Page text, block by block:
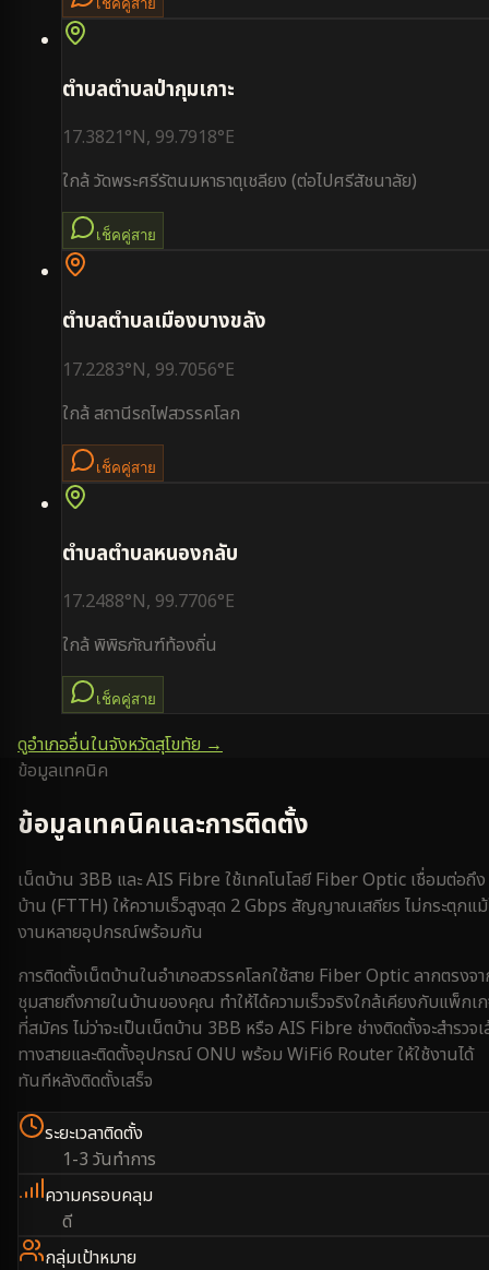
เช็คคู่สาย
ตำบลตำบลป่ากุมเกาะ
17.3821°N, 99.7918°E
ใกล้วัดพระศรีรัตนมหาธาตุเชลียง (ต่อไปศรีสัชนาลัย)
เช็คคู่สาย
ตำบลตำบลเมืองบางขลัง
17.2283°N, 99.7056°E
ใกล้สถานีรถไฟสวรรคโลก
เช็คคู่สาย
ตำบลตำบลหนองกลับ
17.2488°N, 99.7706°E
ใกล้พิพิธภัณฑ์ท้องถิ่น
เช็คคู่สาย
ดูอำเภออื่นในจังหวัดสุโขทัย→
ข้อมูลเทคนิค
ข้อมูลเทคนิคและการติดตั้ง
เน็ตบ้าน 3BB และ AIS Fibre ใช้เทคโนโลยี Fiber Optic เชื่อมต่อถึง
บ้าน (FTTH) ให้ความเร็วสูงสุด 2 Gbps สัญญาณเสถียร ไม่กระตุกแ
งานหลายอุปกรณ์พร้อมกัน
การติดตั้งเน็ตบ้านในอำเภอสวรรคโลกใช้สาย Fiber Optic ลากตรงจ
ชุมสายถึงภายในบ้านของคุณ ทำให้ได้ความเร็วจริงใกล้เคียงกับแพ็กเ
ที่สมัคร ไม่ว่าจะเป็นเน็ตบ้าน 3BB หรือ AIS Fibre ช่างติดตั้งจะสำรวจ
ทางสายและติดตั้งอุปกรณ์ ONU พร้อม WiFi6 Router ให้ใช้งานได้
ทันทีหลังติดตั้งเสร็จ
ระยะเวลาติดตั้ง
1-3 วันทำการ
ความครอบคลุม
ดี
กลุ่มเป้าหมาย